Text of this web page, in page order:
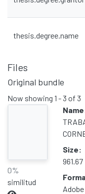
Communities &
All of DSpace
thesis.degree.name
Files
Original bundle
Now showing 1 - 3 of 3
0%
similitud
Size:
961.67